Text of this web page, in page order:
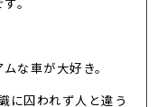
。
な車が大好き。
に囚われず人と違う